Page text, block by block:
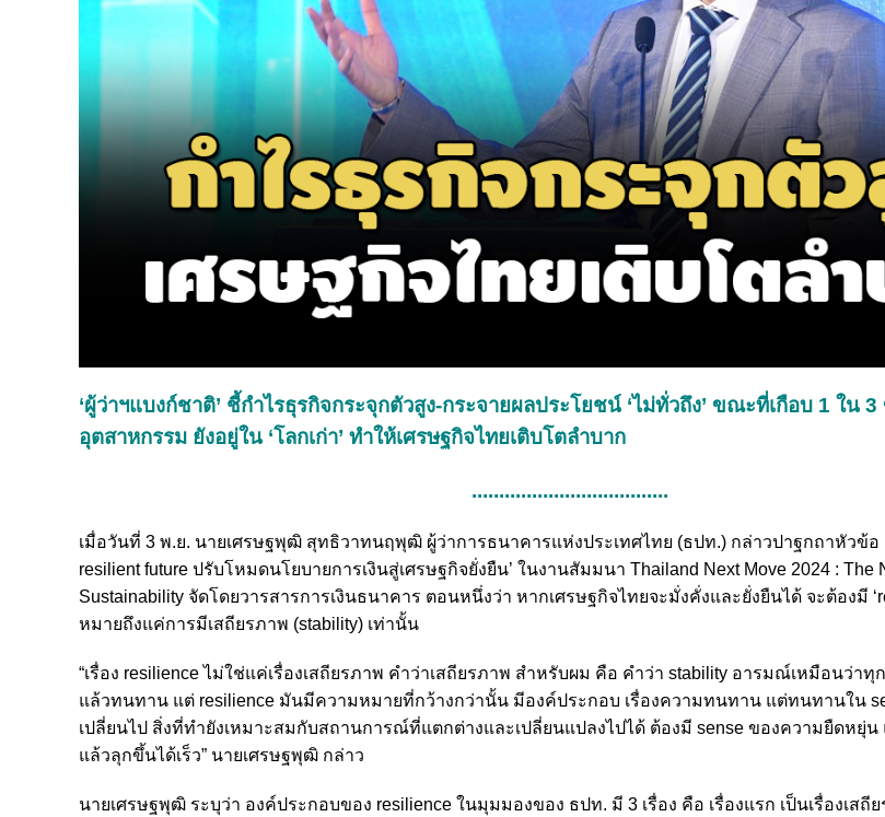
‘ผู้ว่าฯแบงก์ชาติ’ ชี้กำไรธุรกิจกระจุกตัวสูง-กระจายผลประโยชน์ ‘ไม่ทั่วถึง’ ขณะที่เกือบ 1 ใน
อุตสาหกรรม ยังอยู่ใน ‘โลกเก่า’ ทำให้เศรษฐกิจไทยเติบโตลำบาก
....................................
เมื่อวันที่ 3 พ.ย. นายเศรษฐพุฒิ สุทธิวาทนฤพุฒิ ผู้ว่าการธนาคารแห่งประเทศไทย (ธปท.) กล่าวปาฐกถาหัวข้อ
resilient future ปรับโหมดนโยบายการเงินสู่เศรษฐกิจยั่งยืน’ ในงานสัมมนา Thailand Next Move 2024 : The
Sustainability จัดโดยวารสารการเงินธนาคาร ตอนหนึ่งว่า หากเศรษฐกิจไทยจะมั่งคั่งและยั่งยืนได้ จะต้องมี
หมายถึงแค่การมีเสถียรภาพ (stability) เท่านั้น
“เรื่อง resilience ไม่ใช่แค่เรื่องเสถียรภาพ คำว่าเสถียรภาพ สำหรับผม คือ คำว่า stability อารมณ์เหมือนว่า
แล้วทนทาน แต่ resilience มันมีความหมายที่กว้างกว่านั้น มีองค์ประกอบ เรื่องความทนทาน แต่ทนทานใน
เปลี่ยนไป สิ่งที่ทำยังเหมาะสมกับสถานการณ์ที่แตกต่างและเปลี่ยนแปลงไปได้ ต้องมี sense ของความยืดหยุ่น
แล้วลุกขึ้นได้เร็ว” นายเศรษฐพุฒิ กล่าว
นายเศรษฐพุฒิ ระบุว่า องค์ประกอบของ resilience ในมุมมองของ ธปท. มี 3 เรื่อง คือ เรื่องแรก เป็นเรื่องเสถี